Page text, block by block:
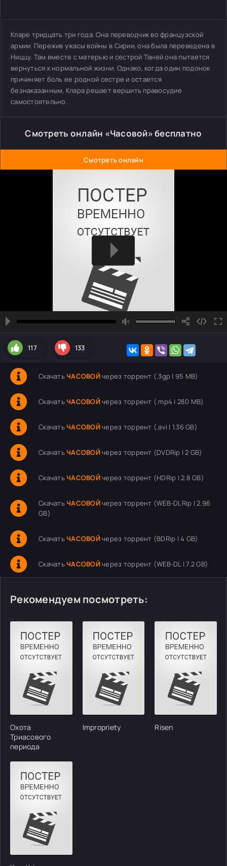
Кларе тридцать три года. Она переводчик во французской
армии. Пережив ужасы войны в Сирии, она была переведена в
Ниццу. Там вместе с матерью и сестрой Таней она пытается
вернуться к нормальной жизни. Однако, когда один подонок
причиняет боль ее родной сестре и остается
безнаказанным, Клара решает вершить правосудие
самостоятельно.
Смотреть онлайн «Часовой» бесплатно
Смотреть онлайн
117 133
Скачать ЧАСОВОЙчерез торрент (.3gp | 95 MB)
Скачать ЧАСОВОЙчерез торрент (.mp4 | 280 MB)
Скачать ЧАСОВОЙчерез торрент (.avi | 1.36 GB)
Скачать ЧАСОВОЙчерез торрент (DVDRip | 2 GB)
Скачать ЧАСОВОЙчерез торрент (HDRip | 2.8 GB)
Скачать ЧАСОВОЙчерез торрент (WEB-DLRip | 2.96
GB)
Скачать ЧАСОВОЙчерез торрент (BDRip | 4 GB)
Скачать ЧАСОВОЙчерез торрент (WEB-DL | 7.2 GB)
Рекомендуем посмотреть:
Охота
Триасового
периода
Impropriety Risen